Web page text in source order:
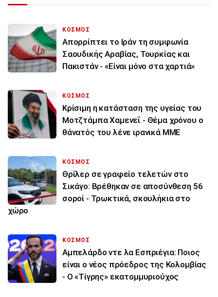
ΚΟΣΜΟΣ
Απορρίπτει το Ιράν τη συμφωνία
Σαουδικής Αραβίας, Τουρκίας και
Πακιστάν - «Είναι μόνο στα χαρτιά»
ΚΟΣΜΟΣ
Κρίσιμη η κατάσταση της υγείας του
Μοτζτάμπα Χαμενεΐ - Θέμα χρόνου ο
θάνατός του λένε ιρανικά ΜΜΕ
ΚΟΣΜΟΣ
Θρίλερ σε γραφείο τελετών στο
Σικάγο: Βρέθηκαν σε αποσύνθεση 56
σοροί - Τρωκτικά, σκουλήκια στο
χώρο
ΚΟΣΜΟΣ
Αμπελάρδο ντε λα Εσπριέγια: Ποιος
είναι ο νέος πρόεδρος της Κολομβίας
- Ο «Τίγρης» εκατομμυριούχος